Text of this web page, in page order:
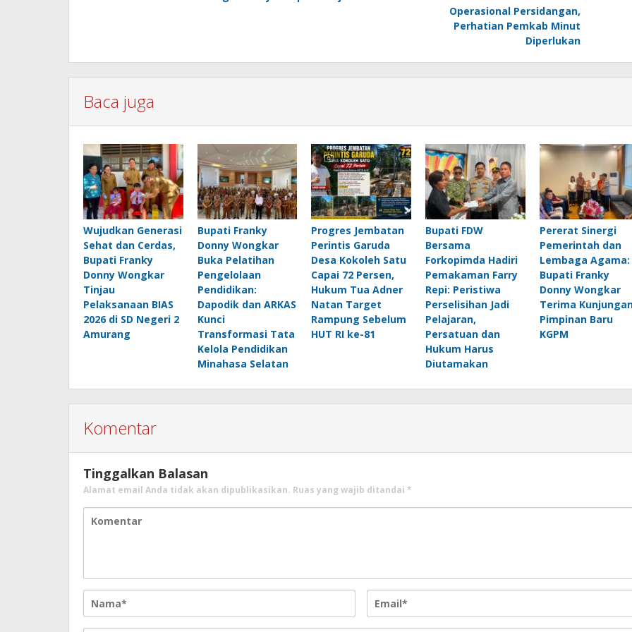
Operasional Persidangan,
Perhatian Pemkab Minut
Diperlukan
Baca juga
Wujudkan Generasi
Sehat dan Cerdas,
Bupati Franky
Donny Wongkar
Tinjau
Pelaksanaan BIAS
2026 di SD Negeri 2
Amurang
Bupati Franky
Donny Wongkar
Buka Pelatihan
Pengelolaan
Pendidikan:
Dapodik dan ARKAS
Kunci
Transformasi Tata
Kelola Pendidikan
Minahasa Selatan
Progres Jembatan
Perintis Garuda
Desa Kokoleh Satu
Capai 72 Persen,
Hukum Tua Adner
Natan Target
Rampung Sebelum
HUT RI ke-81
Bupati FDW
Bersama
Forkopimda Hadiri
Pemakaman Farry
Repi: Peristiwa
Perselisihan Jadi
Pelajaran,
Persatuan dan
Hukum Harus
Diutamakan
Pererat Sinergi
Pemerintah dan
Lembaga Agama:
Bupati Franky
Donny Wongkar
Terima
Pimpinan Baru
KGPM
Komentar
Tinggalkan Balasan
Alamat email Anda tidak akan dipublikasikan. Ruas yang wajib ditandai *